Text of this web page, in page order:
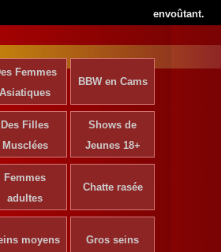
envoûtant.
Femmes
Asiatiques
BBW en Cams
Des Filles
Musclées
Shows de
Jeunes 18+
Femmes
adultes
Chatte rasée
moyens Gros seins